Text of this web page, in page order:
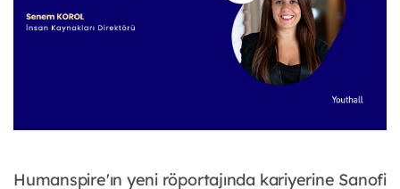
Humanspire'ın yeni röportajında kariyerine Sanofi